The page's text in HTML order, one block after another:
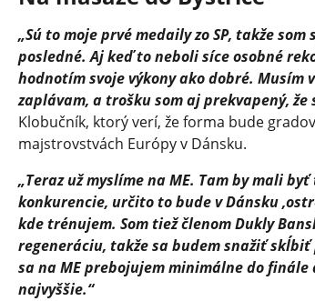
„Sú to moje prvé medaily zo SP, takže
posledné. Aj keď to neboli síce osobné
hodnotím svoje výkony ako dobré. Musím
zaplávam, a trošku som aj prekvapený,
Klobučník, ktorý verí, že forma bude
majstrovstvách Európy v Dánsku.
„Teraz už myslíme na ME. Tam by mali
konkurencie, určito to bude v Dánsku
kde trénujem. Som tiež členom Dukly
regeneráciu, takže sa budem snažiť
sa na ME prebojujem minimálne do
najvyššie.“